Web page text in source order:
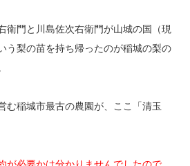
衛門と川島佐次右衛門が山城の国（現
う梨の苗を持ち帰ったのが稲城の梨の
む稲城市最古の農園が、ここ「清玉